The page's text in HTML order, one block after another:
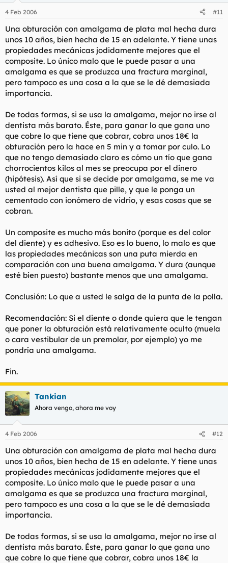
4 Feb 2006 #11
Una obturación con amalgama de plata mal hecha dura
unos 10 años, bien hecha de 15 en adelante. Y tiene unas
propiedades mecánicas jodidamente mejores que el
composite. Lo único malo que le puede pasar a una
amalgama es que se produzca una fractura marginal,
pero tampoco es una cosa a la que se le dé demasiada
importancia.
De todas formas, si se usa la amalgama, mejor no irse al
dentista más barato. Éste, para ganar lo que gana uno
que cobre lo que tiene que cobrar, cobra unos 18€ la
obturación pero la hace en 5 min y a tomar por culo. Lo
que no tengo demasiado claro es cómo un tío que gana
chorrocientos kilos al mes se preocupa por el dinero
(hipótesis). Así que si se decide por amalgama, se me va
usted al mejor dentista que pille, y que le ponga un
cementado con ionómero de vidrio, y esas cosas que se
cobran.
Un composite es mucho más bonito (porque es del color
del diente) y es adhesivo. Eso es lo bueno, lo malo es que
las propiedades mecánicas son una puta mierda en
comparación con una buena amalgama. Y dura (aunque
esté bien puesto) bastante menos que una amalgama.
Conclusión: Lo que a usted le salga de la punta de la polla.
Recomendación: Si el diente o donde quiera que le tengan
que poner la obturación está relativamente oculto (muela
o cara vestibular de un premolar, por ejemplo) yo me
pondría una amalgama.
Fin.
Tankian
Ahora vengo, ahora me voy
4 Feb 2006 #12
Una obturación con amalgama de plata mal hecha dura
unos 10 años, bien hecha de 15 en adelante. Y tiene unas
propiedades mecánicas jodidamente mejores que el
composite. Lo único malo que le puede pasar a una
amalgama es que se produzca una fractura marginal,
pero tampoco es una cosa a la que se le dé demasiada
importancia.
De todas formas, si se usa la amalgama, mejor no irse al
dentista más barato. Éste, para ganar lo que gana uno
que cobre lo que tiene que cobrar, cobra unos 18€ la